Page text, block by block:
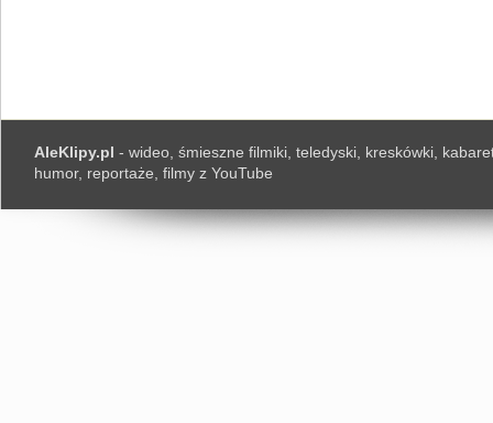
AleKlipy.pl - wideo, śmieszne filmiki, teledyski, kreskówki,
humor, reportaże, filmy z YouTube